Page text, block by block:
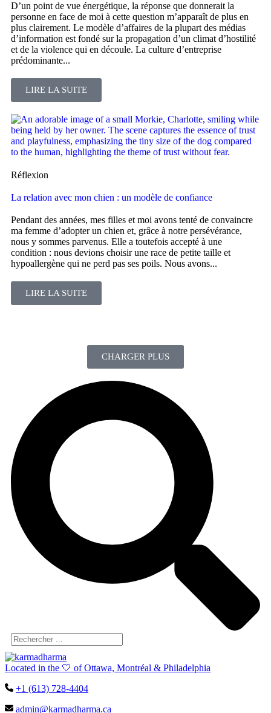
D’un point de vue énergétique, la réponse que donnerait la
personne en face de moi à cette question m’apparaît de plus en
plus clairement. Le modèle d’affaires de la plupart des médias
d’information est fondé sur la propagation d’un climat d’hostilité
et de la violence qui en découle. La culture d’entreprise
prédominante...
LIRE LA SUITE
Réflexion
La relation avec mon chien : un modèle de confiance
Pendant des années, mes filles et moi avons tenté de convaincre
ma femme d’adopter un chien et, grâce à notre persévérance,
nous y sommes parvenus. Elle a toutefois accepté à une
condition : nous devions choisir une race de petite taille et
hypoallergène qui ne perd pas ses poils. Nous avons...
LIRE LA SUITE
CHARGER PLUS
Located in the 🤍 of Ottawa, Montréal & Philadelphia
+1 (613) 728-4404
admin@karmadharma.ca